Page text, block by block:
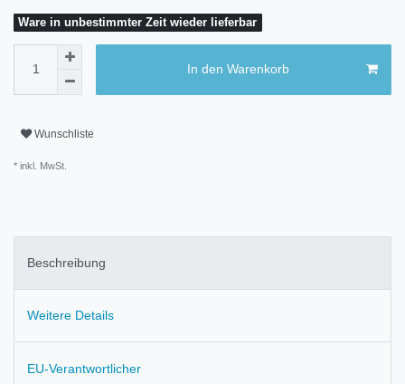
Ware in unbestimmter Zeit wieder lieferbar
In den Warenkorb
Wunschliste
* inkl. MwSt.
Beschreibung
Weitere Details
EU-Verantwortlicher